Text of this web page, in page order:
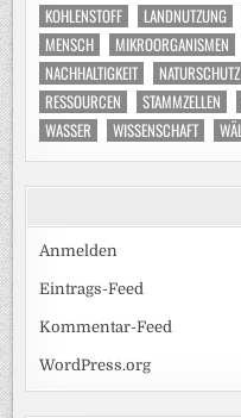
KOHLENSTOFF
LANDNUTZUNG
MENSCH
MIKROORGANISMEN
NACHHALTIGKEIT
NATURSCHUTZ
RESSOURCEN
STAMMZELLEN
WASSER
WISSENSCHAFT
Anmelden
Eintrags-Feed
Kommentar-Feed
WordPress.org